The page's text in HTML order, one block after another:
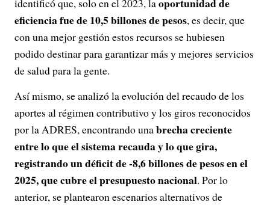
identificó que, solo en el 2023, la
eficiencia fue de 10,5 billones de pesos, es decir, que
con una mejor gestión estos recursos se hubiesen
podido destinar para garantizar más y mejores servicios
de salud para la gente.
Así mismo, se analizó la evolución del recaudo de los
aportes al régimen contributivo y los giros reconocidos
por la ADRES, encontrando unabrecha creciente
entre lo que el sistema recauda y lo que gira,
registrando un déficit de -8,6 billones de pesos en el
2025, que cubre el presupuesto nacional. Por lo
anterior, se plantearon escenarios alternativos de